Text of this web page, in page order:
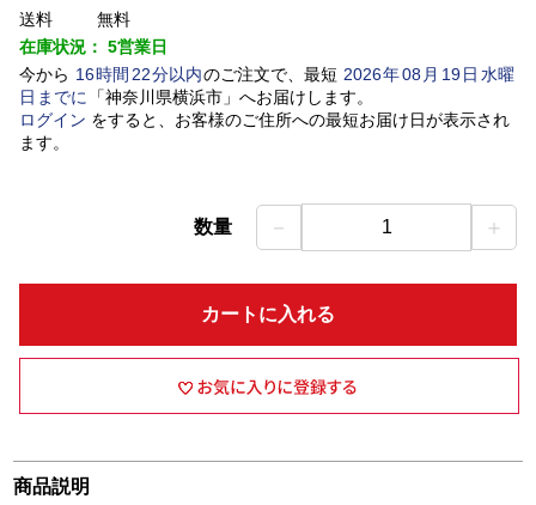
送料
無料
在庫状況： 5営業日
今から 16時間 22分以内のご注文で、最短 2026年08 月 19日水曜
日 までに 「神奈川県横浜市」 へお届けします。
ログイン をすると、お客様のご住所への最短お届け日が表示され
ます。
数量 － 1 ＋
カートに入れる
商品説明